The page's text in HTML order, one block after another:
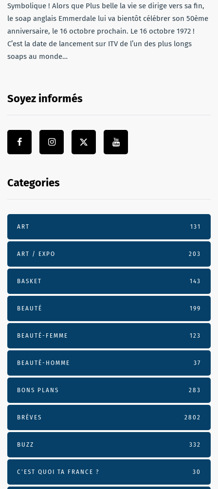
Symbolique ! Alors que Plus belle la vie se dirige vers sa fin,
le soap anglais Emmerdale lui va bientôt célébrer son 50ème
anniversaire, le 16 octobre prochain. Le 16 octobre 1972 !
C’est la date de lancement sur ITV de l’un des plus longs
soaps au monde…
Soyez informés
Categories
ART 131
ART / EXPO 203
BASKET 143
BEAUTÉ 199
BEAUTÉ-FEMME 123
BEAUTÉ-HOMME 37
BONS PLANS 283
BRÈVES 2802
BUZZ 332
C'EST QUOI TA FRANCE ? 30